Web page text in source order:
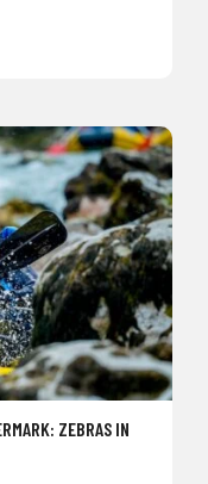
ZEBRAS IN